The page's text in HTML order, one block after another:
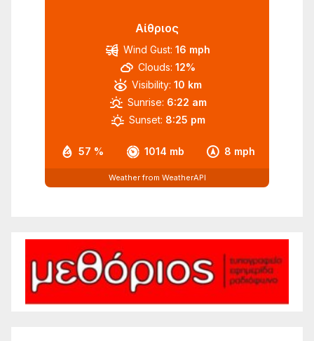
Αίθριος
57 % 1014 mb 8 mph
Wind Gust: 16 mph
Clouds: 12%
Visibility: 10 km
Sunrise: 6:22 am
Sunset: 8:25 pm
Weather from WeatherAPI